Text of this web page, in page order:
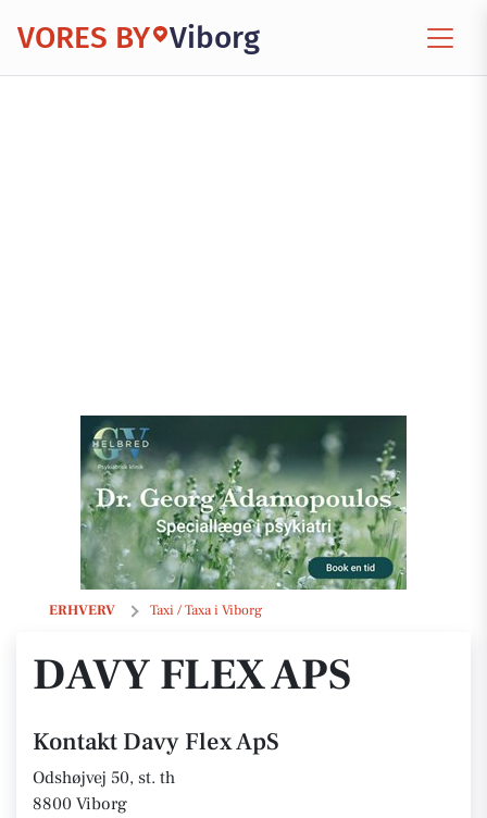
VORES BY Viborg
ERHVERV Taxi / Taxa i Viborg
Davy Flex ApS
DAVY FLEX APS
Kontakt Davy Flex ApS
Odshøjvej 50, st. th
8800 Viborg